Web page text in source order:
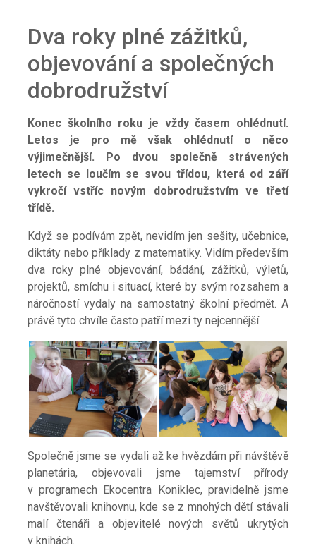
Dva roky plné zážitků,
objevování a společných
dobrodružství
Konec školního roku je vždy časem ohlédnutí.
Letos je pro mě však ohlédnutí o něco
výjimečnější. Po
dvou společně strávených
letech se loučím se svou třídou, která od září
vykročí vstříc novým dobrodružstvím ve třetí
třídě.
Když se podívám zpět, nevidím jen sešity, učebnice,
diktáty nebo příklady z matematiky. Vidím především
dva roky plné objevování, bádání, zážitků, výletů,
projektů, smíchu i situací, které by svým rozsahem a
náročností vydaly na samostatný školní předmět. A
právě tyto chvíle často patří mezi ty nejcennější.
Společně jsme se vydali až ke hvězdám při návštěvě
planetária, objevovali jsme tajemství přírody
v programech Ekocentra Koniklec, pravidelně jsme
navštěvovali knihovnu, kde se z mnohých dětí stávali
malí čtenáři a objevitelé nových světů ukrytých
v knihách.